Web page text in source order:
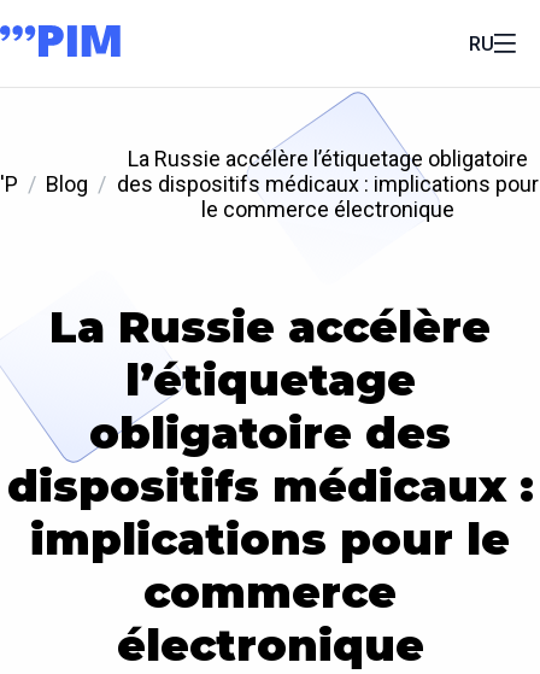
RU
'P Blog
La Russie accélère l’étiquetage obligatoire
des dispositifs médicaux : implications pour
le commerce électronique
La Russie accélère
l’étiquetage
obligatoire des
dispositifs médicaux :
implications pour le
commerce
électronique